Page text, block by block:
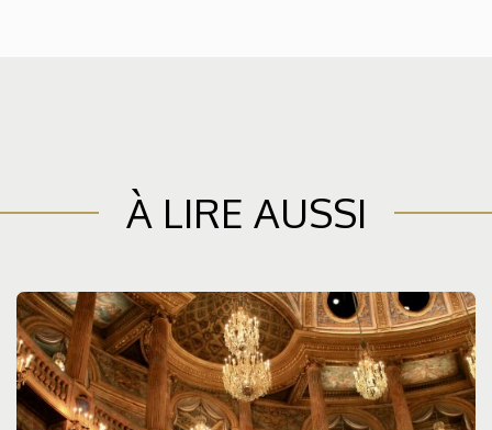
À LIRE AUSSI